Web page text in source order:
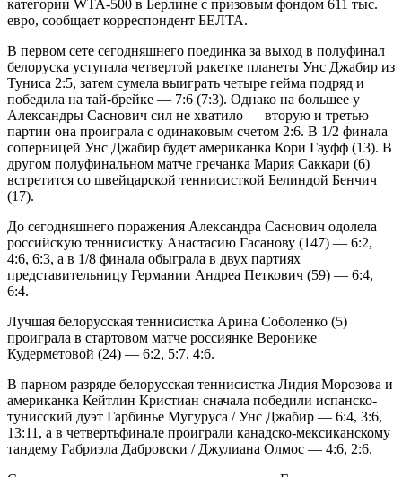
категории WTA-500 в Берлине с призовым фондом 611 тыс.
евро, сообщает корреспондент БЕЛТА.
В первом сете сегодняшнего поединка за выход в полуфинал
белоруска уступала четвертой ракетке планеты Унс Джабир из
Туниса 2:5, затем сумела выиграть четыре гейма подряд и
победила на тай-брейке — 7:6 (7:3). Однако на большее у
Александры Саснович сил не хватило — вторую и третью
партии она проиграла с одинаковым счетом 2:6. В 1/2 финала
соперницей Унс Джабир будет американка Кори Гауфф (13). В
другом полуфинальном матче гречанка Мария Саккари (6)
встретится со швейцарской теннисисткой Белиндой Бенчич
(17).
До сегодняшнего поражения Александра Саснович одолела
российскую теннисистку Анастасию Гасанову (147) — 6:2,
4:6, 6:3, а в 1/8 финала обыграла в двух партиях
представительницу Германии Андреа Петкович (59) — 6:4,
6:4.
Лучшая белорусская теннисистка Арина Соболенко (5)
проиграла в стартовом матче россиянке Веронике
Кудерметовой (24) — 6:2, 5:7, 4:6.
В парном разряде белорусская теннисистка Лидия Морозова и
американка Кейтлин Кристиан сначала победили испанско-
тунисский дуэт Гарбинье Мугуруса / Унс Джабир — 6:4, 3:6,
13:11, а в четвертьфинале проиграли канадско-мексиканскому
тандему Габриэла Дабровски / Джулиана Олмос — 4:6, 2:6.